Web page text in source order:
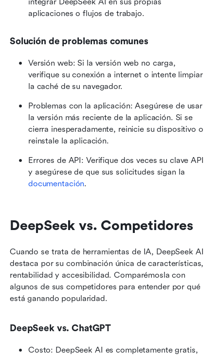
aplicaciones o flujos de trabajo.
Solución de problemas comunes
Versión web: Si la versión web no carga,
verifique su conexión a internet o intente limpiar
la caché de su navegador.
Problemas con la aplicación: Asegúrese de usar
la versión más reciente de la aplicación. Si se
cierra inesperadamente, reinicie su dispositivo o
reinstale la aplicación.
Errores de API: Verifique dos veces su clave API
documentación.
DeepSeek vs. Competidores
Cuando se trata de herramientas de IA, DeepSeek AI
destaca por su combinación única de características,
rentabilidad y accesibilidad. Comparémosla con
algunos de sus competidores para entender por qué
está ganando popularidad.
DeepSeek vs. ChatGPT
Costo: DeepSeek AI es completamente gratis,